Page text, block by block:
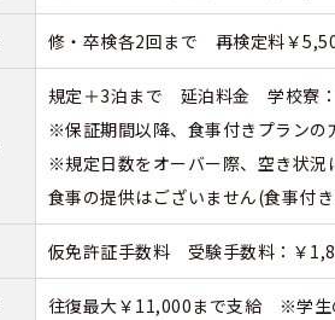
修・卒検各2回まで 再検定料￥
規定＋3泊まで 延泊料金 学校寮
※保証期間以降、食事付きプランの
※規定日数をオーバー際、空き状況
食事の提供はございません(食事付
仮免許証手数料 受験手数料：￥
往復最大￥11,000まで支給 ※学生